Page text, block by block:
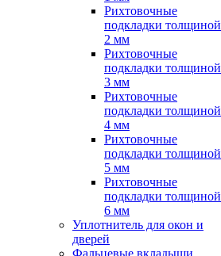
Рихтовочные
подкладки толщиной
2 мм
Рихтовочные
подкладки толщиной
3 мм
Рихтовочные
подкладки толщиной
4 мм
Рихтовочные
подкладки толщиной
5 мм
Рихтовочные
подкладки толщиной
6 мм
Уплотнитель для окон и
дверей
Фальцевые вкладыши